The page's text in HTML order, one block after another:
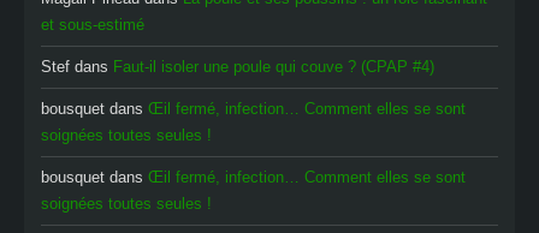
et sous-estimé
Stef dans Faut-il isoler une poule qui couve ? (CPAP #4)
bousquet dans Œil fermé, infection… Comment elles se sont
soignées toutes seules !
bousquet dans Œil fermé, infection… Comment elles se sont
soignées toutes seules !